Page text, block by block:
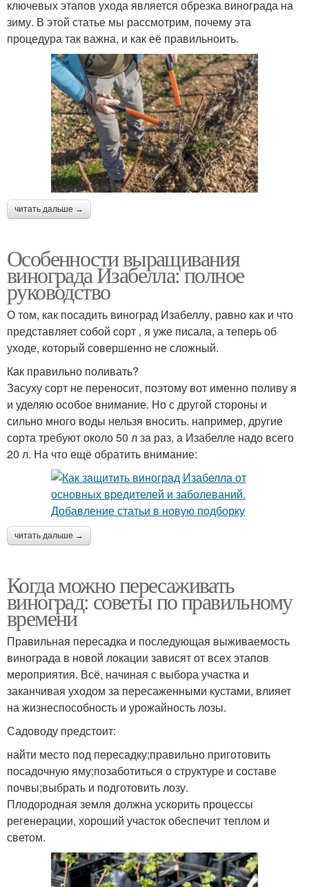
ключевых этапов ухода является обрезка винограда на
зиму. В этой статье мы рассмотрим, почему эта
процедура так важна, и как её правильноить.
читать дальше →
Особенности выращивания
винограда Изабелла: полное
руководство
О том, как посадить виноград Изабеллу, равно как и что
представляет собой сорт , я уже писала, а теперь об
уходе, который совершенно не сложный.
Как правильно поливать?
Засуху сорт не переносит, поэтому вот именно поливу я
и уделяю особое внимание. Но с другой стороны и
сильно много воды нельзя вносить. например, другие
сорта требуют около 50 л за раз, а Изабелле надо всего
20 л. На что ещё обратить внимание:
читать дальше →
Когда можно пересаживать
виноград: советы по правильному
времени
Правильная пересадка и последующая выживаемость
винограда в новой локации зависят от всех этапов
мероприятия. Всё, начиная с выбора участка и
заканчивая уходом за пересаженными кустами, влияет
на жизнеспособность и урожайность лозы.
Садоводу предстоит:
найти место под пересадку;правильно приготовить
посадочную яму;позаботиться о структуре и составе
почвы;выбрать и подготовить лозу.
Плодородная земля должна ускорить процессы
регенерации, хороший участок обеспечит теплом и
светом.